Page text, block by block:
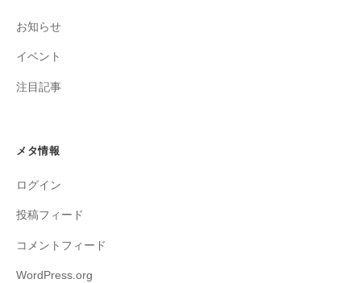
お知らせ
イベント
注目記事
メタ情報
ログイン
投稿フィード
コメントフィード
WordPress.org